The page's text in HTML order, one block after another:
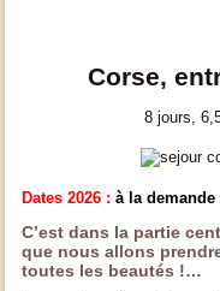
Corse,
8 jours,
Dates 2026 :à la
C’est dans la partie
que nous allons
toutes les beautés !…